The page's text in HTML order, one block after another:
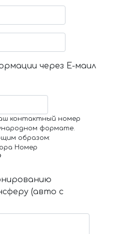
через Е-маил
контактный номер
формате.
образом:
Номер
(авто с